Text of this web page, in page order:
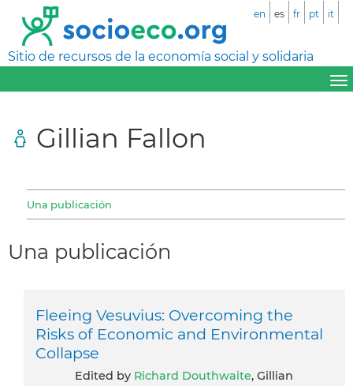
Sitio de recursos de la economía social y solidaria
en es fr pt it
Gillian Fallon
Una publicación
Una publicación
Fleeing Vesuvius: Overcoming the
Risks of Economic and Environmental
Collapse
Edited by Richard Douthwaite, Gillian